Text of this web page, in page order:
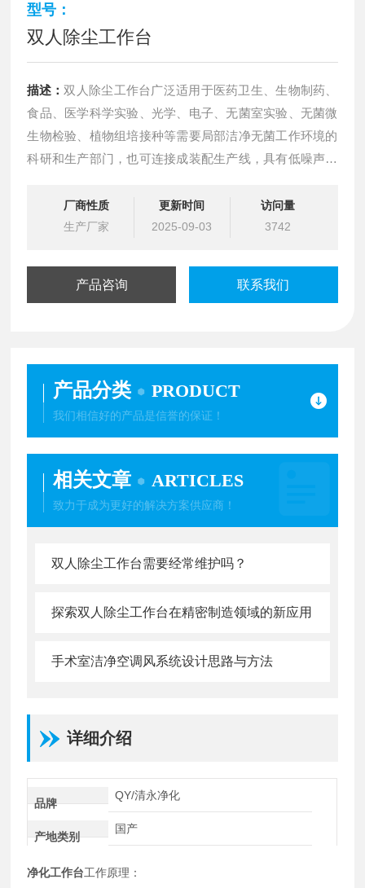
型号：
双人除尘工作台
描述： 双人除尘工作台广泛适用于医药卫生、生物制药、
食品、医学科学实验、光学、电子、无菌室实验、无菌微
生物检验、植物组培接种等需要局部洁净无菌工作环境的
科研和生产部门，也可连接成装配生产线，具有低噪声、
增大成品率均有良好效果。
厂商性质
生产厂家
更新时间
2025-09-03
访问量
3742
产品咨询 联系我们
产品分类 PRODUCT
我们相信好的产品是信誉的保证！
相关文章 ARTICLES
致力于成为更好的解决方案供应商！
双人除尘工作台需要经常维护吗？
探索双人除尘工作台在精密制造领域的新应用
手术室洁净空调风系统设计思路与方法
详细介绍
品牌
QY/清永净化
产地类别
国产
净化工作台工作原理：